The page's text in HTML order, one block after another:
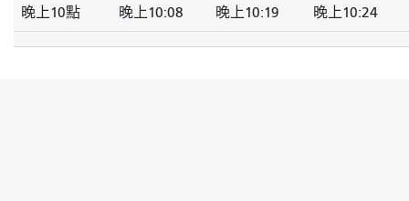
晚上10點 晚上10:08 晚上10:19 晚上10:24